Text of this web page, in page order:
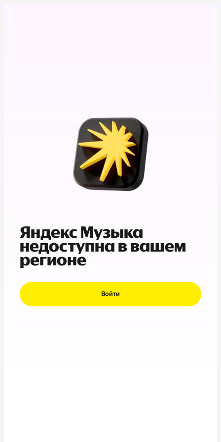
Яндекс Музыка
недоступна в вашем
регионе
Войти